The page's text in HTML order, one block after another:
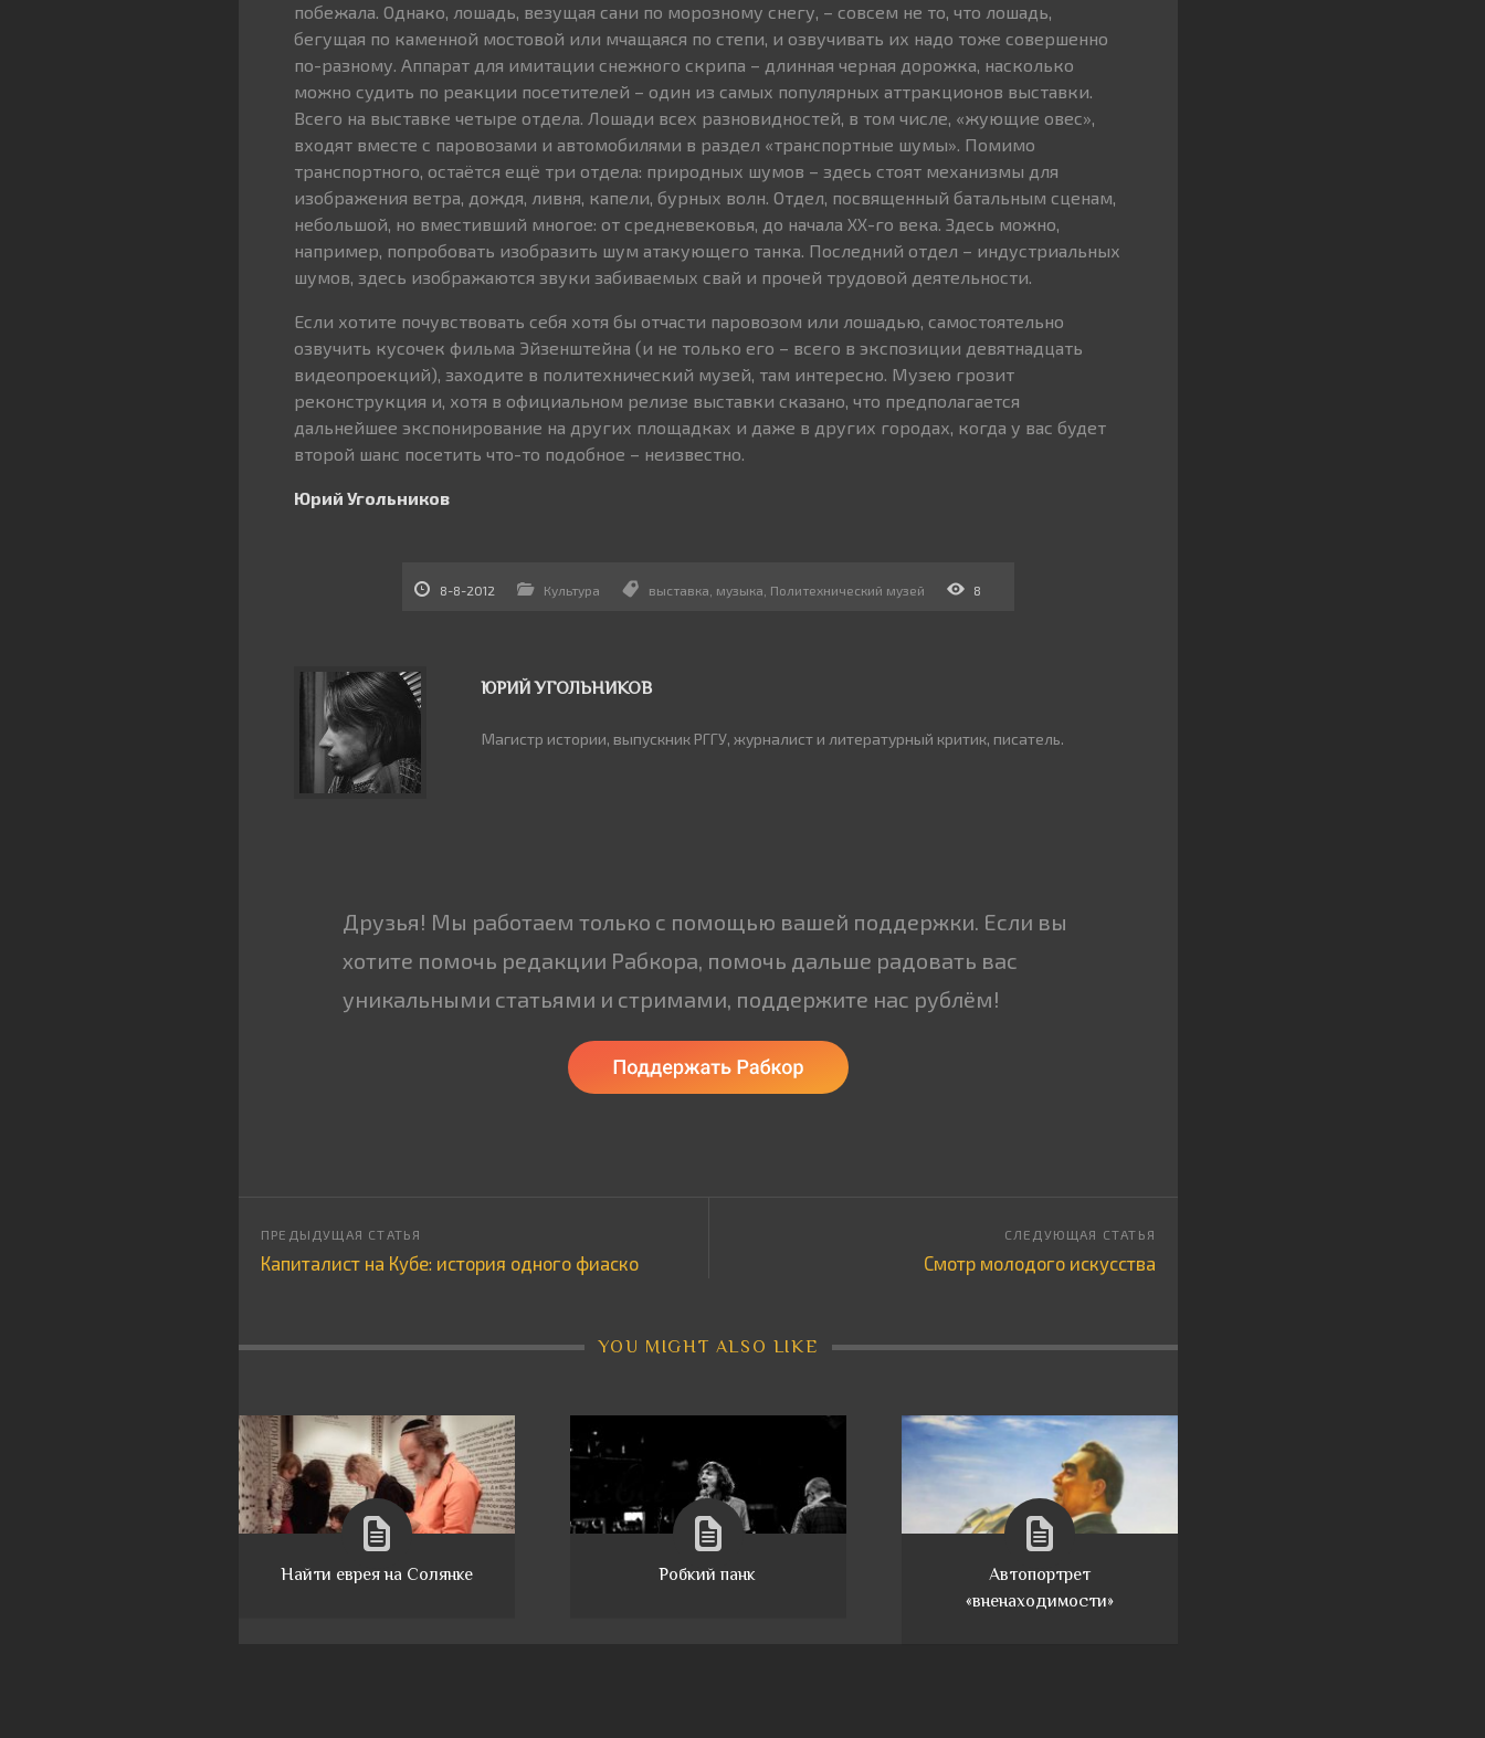
побежала. Однако, лошадь, везущая сани по морозному снегу, – совсем не то, что лошадь,
бегущая по каменной мостовой или мчащаяся по степи, и озвучивать их надо тоже совершенно
по-разному. Аппарат для имитации снежного скрипа – длинная черная дорожка, насколько
можно судить по реакции посетителей – один из самых популярных аттракционов выставки.
Всего на выставке четыре отдела. Лошади всех разновидностей, в том числе, «жующие овес»,
входят вместе с паровозами и автомобилями в раздел «транспортные шумы». Помимо
транспортного, остаётся ещё три отдела: природных шумов – здесь стоят механизмы для
изображения ветра, дождя, ливня, капели, бурных волн. Отдел, посвященный батальным сценам,
небольшой, но вместивший многое: от средневековья, до начала ХХ-го века. Здесь можно,
например, попробовать изобразить шум атакующего танка. Последний отдел – индустриальных
шумов, здесь изображаются звуки забиваемых свай и прочей трудовой деятельности.
Если хотите почувствовать себя хотя бы отчасти паровозом или лошадью, самостоятельно
озвучить кусочек фильма Эйзенштейна (и не только его – всего в экспозиции девятнадцать
видеопроекций), заходите в политехнический музей, там интересно. Музею грозит
реконструкция и, хотя в официальном релизе выставки сказано, что предполагается
дальнейшее экспонирование на других площадках и даже в других городах, когда у вас будет
второй шанс посетить что-то подобное – неизвестно.
Юрий Угольников
8-8-2012 Культура выставка музыка Политехнический музей 8
ЮРИЙ УГОЛЬНИКОВ
Магистр истории, выпускник РГГУ, журналист и литературный критик, писатель.
Друзья! Мы работаем только с помощью вашей поддержки. Если вы
хотите помочь редакции Рабкора, помочь дальше радовать вас
уникальными статьями и стримами, поддержите нас рублём!
Капиталист на Кубе: история одного фиаско Смотр молодого искусства
YOU MIGHT ALSO LIKE
Найти еврея на Солянке Робкий панк
Автопортрет
«вненаходимости»